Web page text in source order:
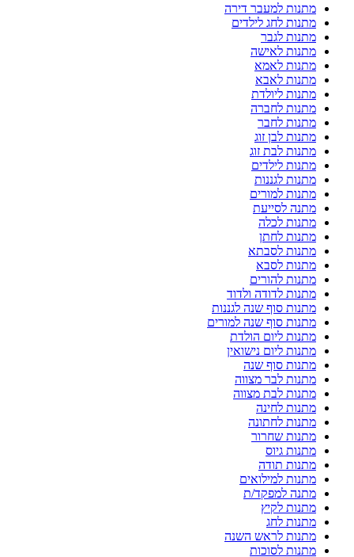
מתנות למעבר דירה
מתנות לחג לילדים
מתנות לגבר
מתנות לאישה
מתנות לאמא
מתנות לאבא
מתנות ליולדת
מתנות לחברה
מתנות לחבר
מתנות לבן זוג
מתנות לבת זוג
מתנות לילדים
מתנות לגננות
מתנות למורים
מתנה לסייעת
מתנות לכלה
מתנות לחתן
מתנות לסבתא
מתנות לסבא
מתנות להורים
מתנות לדודה ולדוד
מתנות סוף שנה לגננות
מתנות סוף שנה למורים
מתנות ליום הולדת
מתנות ליום נישואין
מתנות סוף שנה
מתנות לבר מצווה
מתנות לבת מצווה
מתנות לחינה
מתנות לחתונה
מתנות שחרור
מתנות גיוס
מתנות תודה
מתנות למילואים
מתנה למפקד/ת
מתנות לקיץ
מתנות לחג
מתנות לראש השנה
מתנות לסוכות